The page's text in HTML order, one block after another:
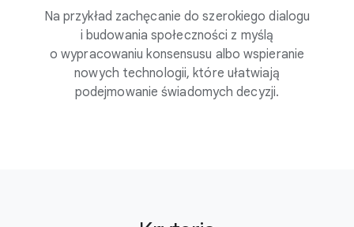
Na przykład zachęcanie do szerokiego dialogu
i budowania społeczności z myślą
o wypracowaniu konsensusu albo wspieranie
nowych technologii, które ułatwiają
podejmowanie świadomych decyzji.